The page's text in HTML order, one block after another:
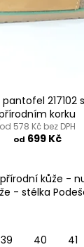
217102
korku
od 578 Kč bez DPH
od 699 Kč
kůže -
- stélka
39 40 41